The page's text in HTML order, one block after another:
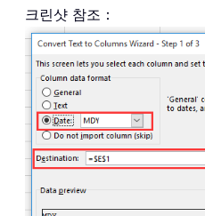
크린샷 참조：